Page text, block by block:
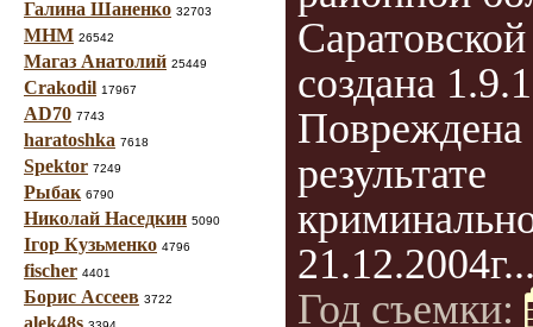
Галина Шаненко 32703
МНМ 26542
Магаз Анатолий 25449
Crakodil 17967
AD70 7743
haratoshka 7618
Spektor 7249
Рыбак 6790
Николай Наседкин 5090
Ігор Кузьменко 4796
fischer 4401
Борис Ассеев 3722
alek48s
создана
Повреждена
результате
Год съемки: